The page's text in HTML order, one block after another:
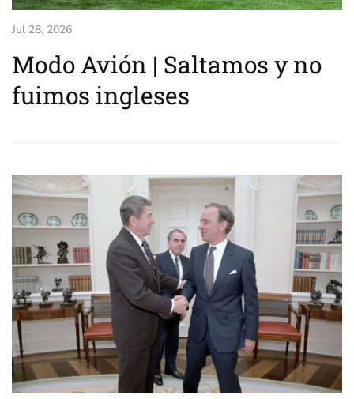
Jul 28, 2026
Modo Avión | Saltamos y no
fuimos ingleses